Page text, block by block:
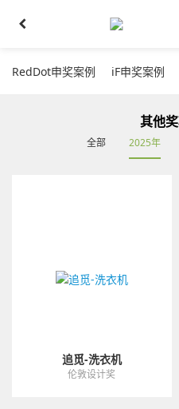
RedDot申奖案例 iF申奖案例
其他
全部 2025年
追觅-洗衣机
伦敦设计奖